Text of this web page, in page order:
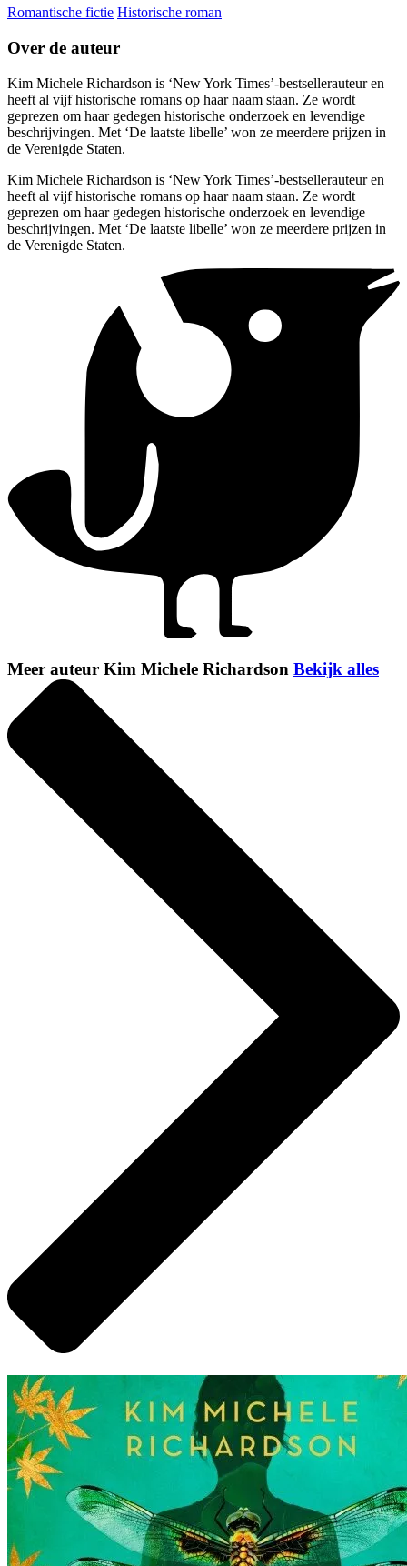
Romantische fictie Historische roman
Over de auteur
Kim Michele Richardson is ‘New York Times’-bestsellerauteur en
heeft al vijf historische romans op haar naam staan. Ze wordt
geprezen om haar gedegen historische onderzoek en levendige
beschrijvingen. Met ‘De laatste libelle’ won ze meerdere prijzen in
de Verenigde Staten.
Kim Michele Richardson is ‘New York Times’-bestsellerauteur en
heeft al vijf historische romans op haar naam staan. Ze wordt
geprezen om haar gedegen historische onderzoek en levendige
beschrijvingen. Met ‘De laatste libelle’ won ze meerdere prijzen in
de Verenigde Staten.
Meer auteur Kim Michele Richardson Bekijk alles